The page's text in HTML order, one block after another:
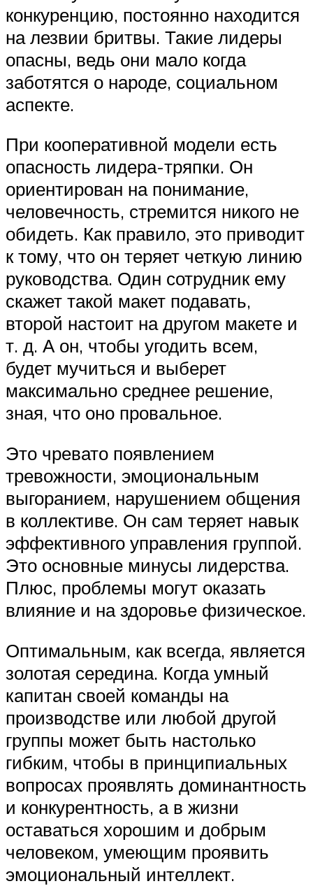
конкуренцию, постоянно находится
на лезвии бритвы. Такие лидеры
опасны, ведь они мало когда
заботятся о народе, социальном
аспекте.
При кооперативной модели есть
опасность лидера-тряпки. Он
ориентирован на понимание,
человечность, стремится никого не
обидеть. Как правило, это приводит
к тому, что он теряет четкую линию
руководства. Один сотрудник ему
скажет такой макет подавать,
второй настоит на другом макете и
т. д. А он, чтобы угодить всем,
будет мучиться и выберет
максимально среднее решение,
зная, что оно провальное.
Это чревато появлением
тревожности, эмоциональным
выгоранием, нарушением общения
в коллективе. Он сам теряет навык
эффективного управления группой.
Это основные минусы лидерства.
Плюс, проблемы могут оказать
влияние и на здоровье физическое.
Оптимальным, как всегда, является
золотая середина. Когда умный
капитан своей команды на
производстве или любой другой
группы может быть настолько
гибким, чтобы в принципиальных
вопросах проявлять доминантность
и конкурентность, а в жизни
оставаться хорошим и добрым
человеком, умеющим проявить
эмоциональный интеллект.